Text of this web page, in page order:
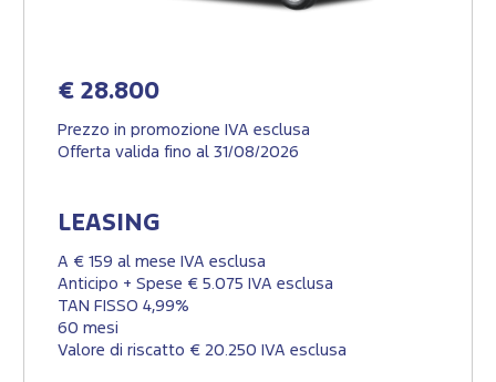
€ 28.800
Prezzo in promozione IVA esclusa
Offerta valida fino al 31/08/2026
LEASING
A € 159 al mese IVA esclusa
Anticipo + Spese € 5.075 IVA esclusa
TAN FISSO 4,99%
60 mesi
Valore di riscatto € 20.250 IVA esclusa